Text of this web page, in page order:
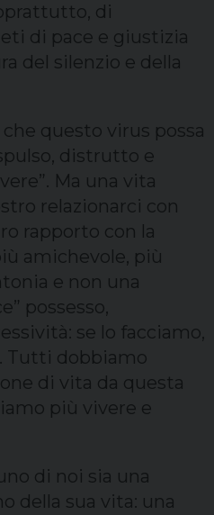
di
di pace e giustizia
del silenzio e della
questo virus possa
distrutto e
Ma una vita
relazionarci con
rapporto con la
amichevole, più
e non una
possesso,
se lo facciamo,
Tutti dobbiamo
di vita da questa
più vivere e
di noi sia una
della sua vita: una